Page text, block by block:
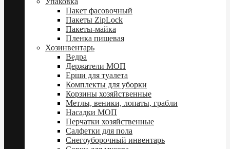
Пакет фасовочный
Пакеты ZipLock
Пакеты-майка
Пленка пищевая
Хозинвентарь
Ведра
Держатели МОП
Ерши для туалета
Комплекты для уборки
Корзины хозяйственные
Метлы, веники, лопаты, грабли
Насадки МОП
Перчатки хозяйственные
Салфетки для пола
Снегоуборочный инвентарь